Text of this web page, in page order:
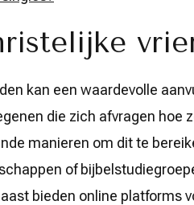
kan een waardevolle
die zich afvragen hoe
manieren om dit te
of
bieden online platforms